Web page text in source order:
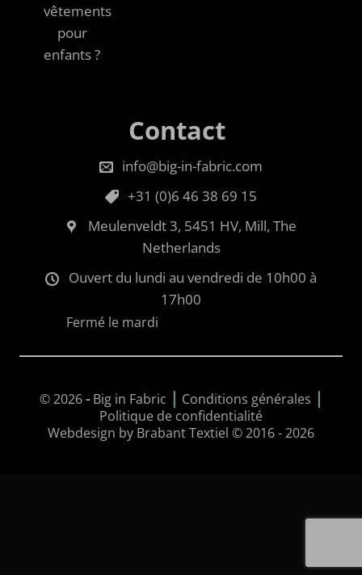
vêtements
pour
enfants ?
Contact
info@big-in-fabric.com
+31 (0)6 46 38 69 15
Meulenveldt 3, 5451 HV, Mill, The
Netherlands
Ouvert du lundi au vendredi de 10h00 à
17h00
Fermé le mardi
© 2026-Big in Fabric | Conditions générales |
Politique de confidentialité
Webdesign by Brabant Textiel © 2016 - 2026